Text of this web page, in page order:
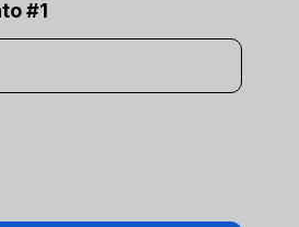
#1